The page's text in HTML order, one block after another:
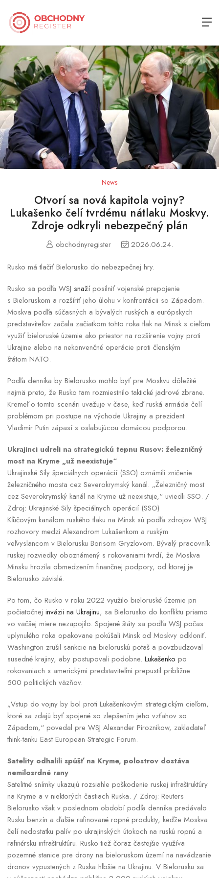
News
Otvorí sa nová kapitola vojny?
Lukašenko čelí tvrdému nátlaku Moskvy.
Zdroje odkryli nebezpečný plán
obchodnyregister 2026.06.24.
Rusko má tlačiť Bielorusko do nebezpečnej hry.
Rusko sa podľa WSJ snažíposilniť vojenské prepojenie
s Bieloruskom a rozšíriť jeho úlohu v konfrontácii so Západom.
Moskva podľa súčasných a bývalých ruských a európskych
predstaviteľov začala začiatkom tohto roka tlak na Minsk s cieľom
využiť bieloruské územie ako priestor na rozšírenie vojny proti
Ukrajine alebo na nekonvenčné operácie proti členským
štátom NATO.
Podľa denníka by Bielorusko mohlo byť pre Moskvu dôležité
najmä preto, že Rusko tam rozmiestnilo taktické jadrové zbrane.
Kremeľ o tomto scenári uvažuje v čase, keď ruská armáda čelí
problémom pri postupe na východe Ukrajiny a prezident
Vladimir Putin zápasí s oslabujúcou domácou podporou.
Ukrajinci udreli na strategickú tepnu Rusov: železničný
most na Kryme „už neexistuje“
Ukrajinské Sily špeciálnych operácií (SSO) oznámili zničenie
železničného mosta cez Severokrymský kanál. „Železničný most
cez Severokrymský kanál na Kryme už neexistuje,“ uviedli SSO. /
Zdroj: Ukrajinské Sily špeciálnych operácií (SSO)
Kľúčovým kanálom ruského tlaku na Minsk sú podľa zdrojov WSJ
rozhovory medzi Alexandrom Lukašenkom a ruským
veľvyslancom v Bielorusku Borisom Gryzlovom. Bývalý pracovník
ruskej rozviedky oboznámený s rokovaniami tvrdí, že Moskva
Minsku hrozila obmedzením finančnej podpory, od ktorej je
Bielorusko závislé.
Po tom, čo Rusko v roku 2022 využilo bieloruské územie pri
počiatočnej invázii na Ukrajinu, sa Bielorusko do konfliktu priamo
vo väčšej miere nezapojilo. Spojené štáty sa podľa WSJ počas
uplynulého roka opakovane pokúšali Minsk od Moskvy odkloniť.
Washington zrušil sankcie na bieloruskú potaš a povzbudzoval
susedné krajiny, aby postupovali podobne. Lukašenko po
rokovaniach s americkými predstaviteľmi prepustil približne
500 politických väzňov.
„Vstup do vojny by bol proti Lukašenkovým strategickým cieľom,
ktoré sa zdajú byť spojené so zlepšením jeho vzťahov so
Západom,“ povedal pre WSJ Alexander Piroznikow, zakladateľ
think-tanku East European Strategic Forum.
Satelity odhalili spúšť na Kryme, polostrov dostáva
nemilosrdné rany
Satelitné snímky ukazujú rozsiahle poškodenie ruskej infraštruktúry
na Kryme a v niektorých častiach Ruska. / Zdroj: Reuters
Bielorusko však v poslednom období podľa denníka predávalo
Rusku benzín a ďalšie rafinované ropné produkty, keďže Moskva
čelí nedostatku palív po ukrajinských útokoch na ruskú ropnú a
rafinérsku infraštruktúru. Rusko tiež čoraz častejšie využíva
pozemné stanice pre drony na bieloruskom území na navádzanie
dronov vypustených z Ruska hlbšie na Ukrajinu. V Bielorusku sa